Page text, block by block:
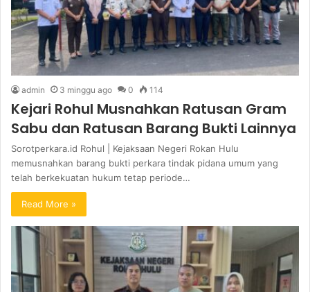
admin 3 minggu ago 0 114
Kejari Rohul Musnahkan Ratusan Gram
Sabu dan Ratusan Barang Bukti Lainnya
Sorotperkara.id Rohul | Kejaksaan Negeri Rokan Hulu
memusnahkan barang bukti perkara tindak pidana umum yang
telah berkekuatan hukum tetap periode…
Read More »